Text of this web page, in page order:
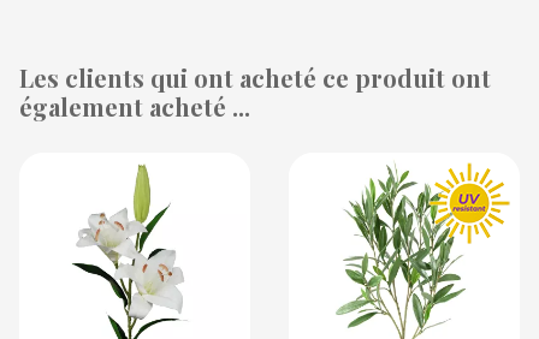
Les clients qui ont acheté ce produit ont
également acheté ...